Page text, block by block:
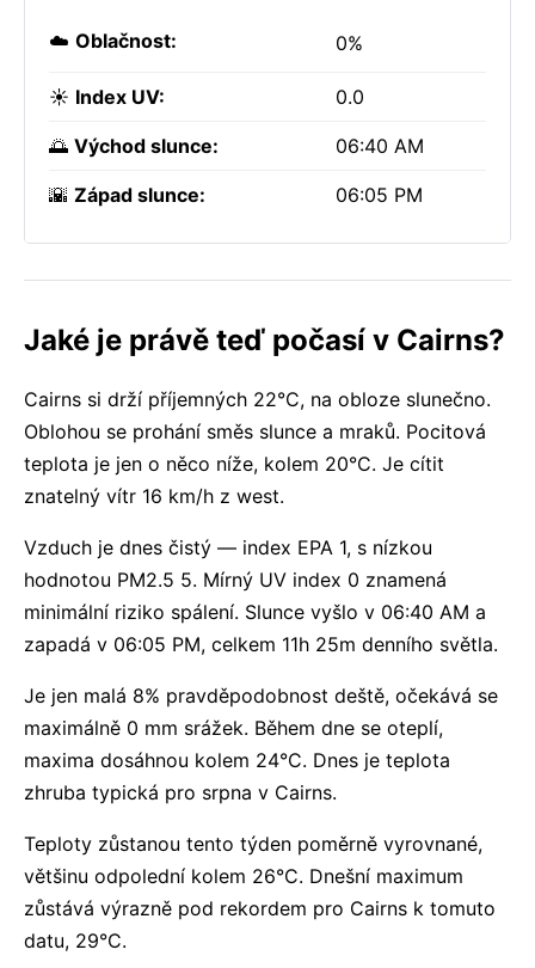
☁️ Oblačnost: 0%
☀️ Index UV: 0.0
🌅 Východ slunce: 06:40 AM
🌇 Západ slunce: 06:05 PM
Jaké je právě teď počasí v Cairns?
Cairns si drží příjemných 22°C, na obloze slunečno.
Oblohou se prohání směs slunce a mraků. Pocitová
teplota je jen o něco níže, kolem 20°C. Je cítit
znatelný vítr 16 km/h z west.
Vzduch je dnes čistý — index EPA 1, s nízkou
hodnotou PM2.5 5. Mírný UV index 0 znamená
minimální riziko spálení. Slunce vyšlo v 06:40 AM a
zapadá v 06:05 PM, celkem 11h 25m denního světla.
Je jen malá 8% pravděpodobnost deště, očekává se
maximálně 0 mm srážek. Během dne se oteplí,
maxima dosáhnou kolem 24°C. Dnes je teplota
zhruba typická pro srpna v Cairns.
Teploty zůstanou tento týden poměrně vyrovnané,
většinu odpolední kolem 26°C. Dnešní maximum
zůstává výrazně pod rekordem pro Cairns k tomuto
datu, 29°C.